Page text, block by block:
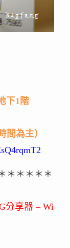
下1階
間為主）
＊＊＊＊＊
分享器 – Wi